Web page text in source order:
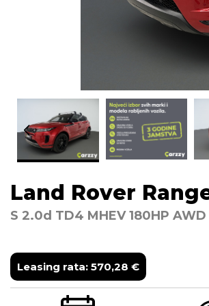
Land Rover
S 2.0d TD4 MHEV 180HP AWD
Leasing rata: 570,28 €